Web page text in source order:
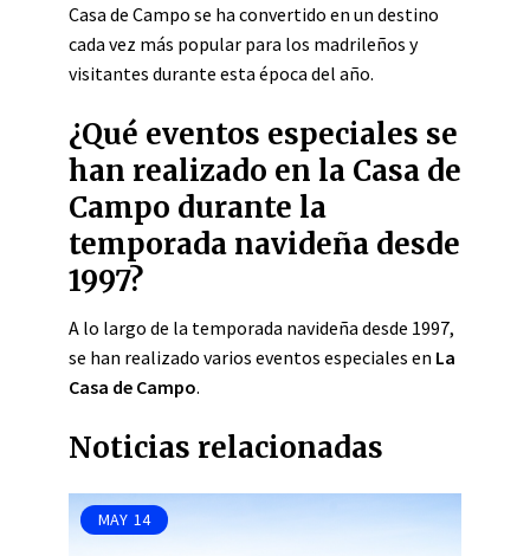
Casa de Campo se ha convertido en un destino
cada vez más popular para los madrileños y
visitantes durante esta época del año.
¿Qué eventos especiales se
han realizado en la Casa de
Campo durante la
temporada navideña desde
1997?
A lo largo de la temporada navideña desde 1997,
se han realizado varios eventos especiales en La
Casa de Campo.
Noticias relacionadas
MAY 14